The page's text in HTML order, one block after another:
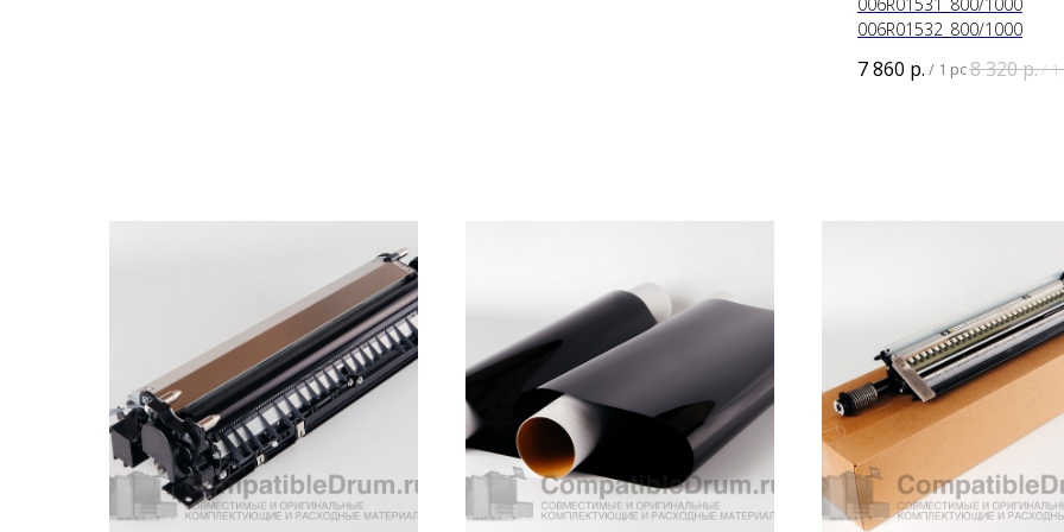
006R01532_800/1000
7 860 р. / 1 pc8 320р./1